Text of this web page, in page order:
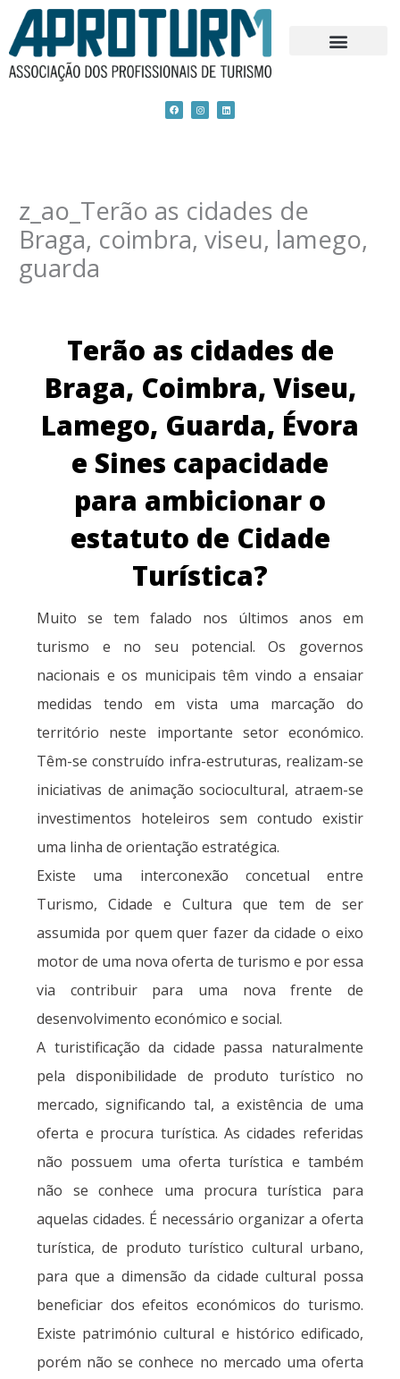
content
F
a
c
I
n
s
L
i
n
z_ao_Terão as cidades de
Braga, coimbra, viseu, lamego,
guarda
Terão as cidades de
Braga, Coimbra, Viseu,
Lamego, Guarda, Évora
e Sines capacidade
para ambicionar o
estatuto de Cidade
Turística?
Muito se tem falado nos últimos anos em
turismo e no seu potencial. Os governos
nacionais e os municipais têm vindo a ensaiar
medidas tendo em vista uma marcação do
território neste importante setor económico.
Têm-se construído infra-estruturas, realizam-se
iniciativas de animação sociocultural, atraem-se
investimentos hoteleiros sem contudo existir
uma linha de orientação estratégica.
Existe uma interconexão concetual entre
Turismo, Cidade e Cultura que tem de ser
assumida por quem quer fazer da cidade o eixo
motor de uma nova oferta de turismo e por essa
via contribuir para uma nova frente de
desenvolvimento económico e social.
A turistificação da cidade passa naturalmente
pela disponibilidade de produto turístico no
mercado, significando tal, a existência de uma
oferta e procura turística. As cidades referidas
não possuem uma oferta turística e também
não se conhece uma procura turística para
aquelas cidades. É necessário organizar a oferta
turística, de produto turístico cultural urbano,
para que a dimensão da cidade cultural possa
beneficiar dos efeitos económicos do turismo.
Existe património cultural e histórico edificado,
porém não se conhece no mercado uma oferta